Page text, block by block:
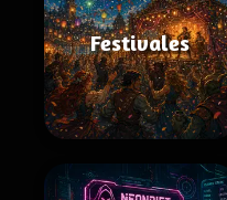
Festivales